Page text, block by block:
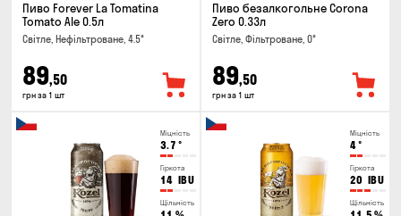
Пиво Forever La Tomatina
Tomato Ale 0.5л
Світле, Нефільтроване, 4.5°
89,50
грн за 1 шт
Пиво безалкогольне Corona
Zero 0.33л
Світле, Фільтроване, 0°
89,50
грн за 1 шт
Міцність
3.7 °
Гіркота
14 IBU
Щільність
Міцність
4°
Гіркота
20 IBU
Щільність